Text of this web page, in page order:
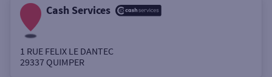
Autour de moi
Cash Services
1 RUE FELIX LE DANTEC
29337 QUIMPER